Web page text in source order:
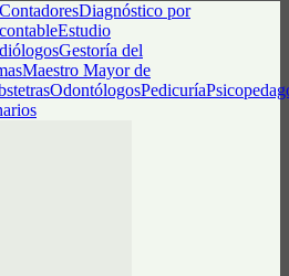
ContadoresDiagnóstico por
Estudio
Gestoría del
Maestro Mayor de
OdontólogosPedicuría